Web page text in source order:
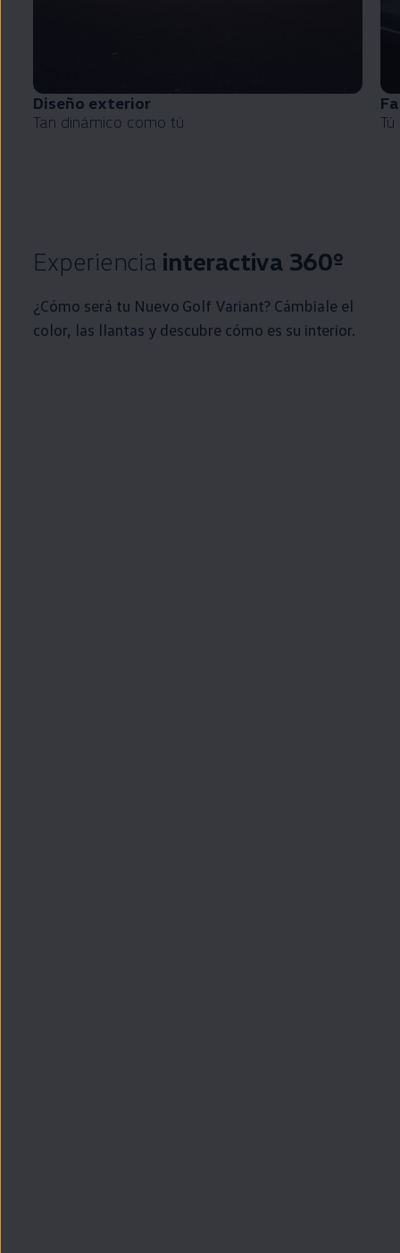
Diseño exterior
Tan dinámico como tú
Experiencia interactiva 360º
¿Cómo será tu Nuevo Golf Variant? Cámbiale el
color, las llantas y descubre cómo es su interior.